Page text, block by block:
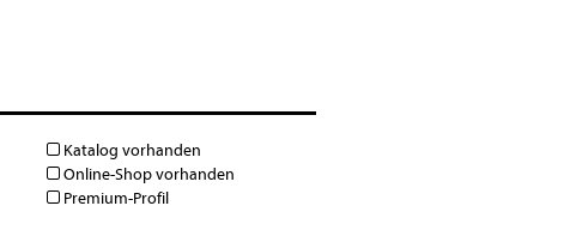
Katalog vorhanden
Online-Shop vorhanden
Premium-Profil